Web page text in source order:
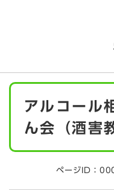
メニュ
本
アルコール
ん会（酒害
ページID：